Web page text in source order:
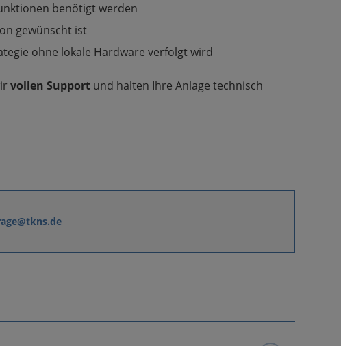
benötigt werden
gewünscht ist
ohne lokale Hardware verfolgt wird
vollen Support und halten Ihre Anlage technisch